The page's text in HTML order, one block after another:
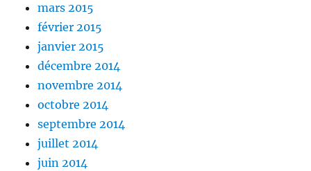
mars 2015
février 2015
janvier 2015
décembre 2014
novembre 2014
octobre 2014
septembre 2014
juillet 2014
juin 2014